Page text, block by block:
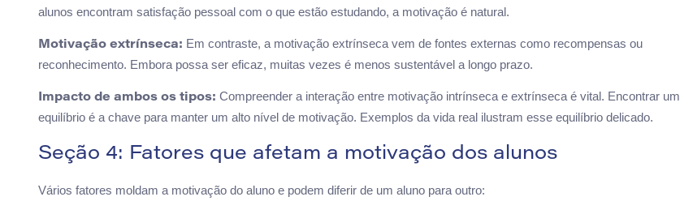
alunos encontram satisfação pessoal com o que estão estudando, a motivação é natural.
Motivação extrínseca: Em contraste, a motivação extrínseca vem de fontes externas como recompensas ou
reconhecimento. Embora possa ser eficaz, muitas vezes é menos sustentável a longo prazo.
Impacto de ambos os tipos: Compreender a interação entre motivação intrínseca e extrínseca é vital. Encontrar um
equilíbrio é a chave para manter um alto nível de motivação. Exemplos da vida real ilustram esse equilíbrio delicado.
Seção 4: Fatores que afetam a motivação dos alunos
Vários fatores moldam a motivação do aluno e podem diferir de um aluno para outro: